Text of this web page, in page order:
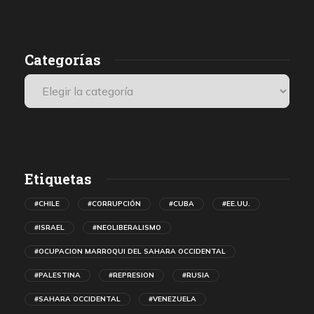
Categorías
Etiquetas
#CHILE #CORRUPCIÓN #CUBA #EE.UU.
#ISRAEL #NEOLIBERALISMO
#OCUPACION MARROQUI DEL SAHARA OCCIDENTAL
#PALESTINA #REPRESION #RUSIA
#SAHARA OCCIDENTAL #VENEZUELA